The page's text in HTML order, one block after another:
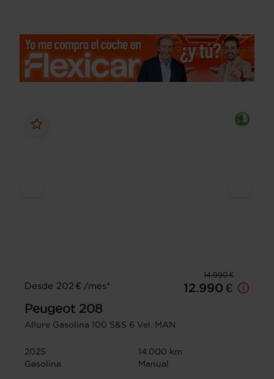
14.990 €
Desde 202 € /mes*
12.990 €
Peugeot 208
Allure Gasolina 100 S&S 6 Vel. MAN
2025
14.000 km
Gasolina
Manual